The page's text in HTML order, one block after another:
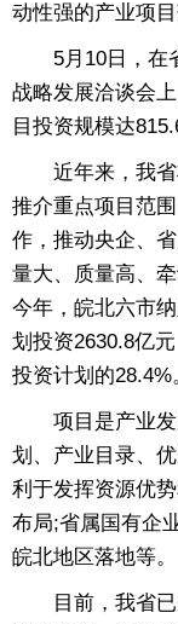
动性强的产业项
5月10日，在省
战略发展洽谈会
目投资规模达
近年来，我省
推介重点项目范
作，推动央企、
量大、质量高、
今年，皖北六市
划投资2630.8亿
投资计划的28.4%
项目是产业发
划、产业目录、
利于发挥资源优
布局;省属国有企
皖北地区落地等。
目前，我省已